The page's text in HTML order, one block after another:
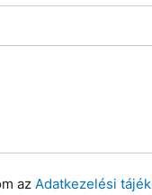
az Adatkezelési